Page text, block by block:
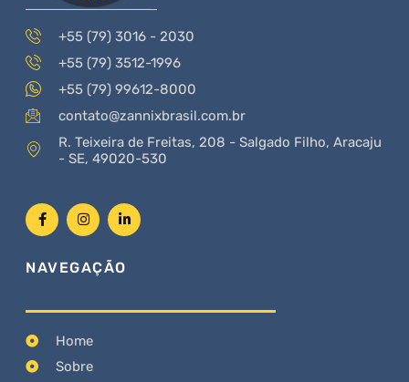
+55 (79) 3016 - 2030
+55 (79) 3512-1996
+55 (79) 99612-8000
contato@zannixbrasil.com.br
R. Teixeira de Freitas, 208 - Salgado Filho, Aracaju
- SE, 49020-530
NAVEGAÇÃO
Home
Sobre